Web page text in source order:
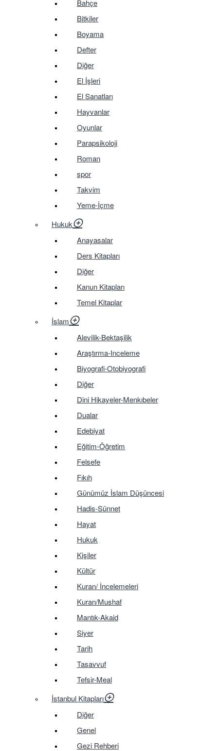
Bahçe
Bitkiler
Boyama
Defter
Diğer
El İşleri
El Sanatları
Hayvanlar
Oyunlar
Parapsikoloji
Roman
spor
Takvim
Yeme-İçme
Hukuk
Anayasalar
Ders Kitapları
Diğer
Kanun Kitapları
Temel Kitaplar
İslam
Alevilik-Bektaşilik
Araştırma-Inceleme
Biyografi-Otobiyografi
Diğer
Dini Hikayeler-Menkıbeler
Dualar
Edebiyat
Eğitim-Öğretim
Felsefe
Fıkıh
Günümüz İslam Düşüncesi
Hadis-Sünnet
Hayat
Hukuk
Kişiler
Kültür
Kuran/ İncelemeleri
Kuran/Mushaf
Mantık-Akaid
Siyer
Tarih
Tasavvuf
Tefsir-Meal
İstanbul Kitapları
Diğer
Genel
Gezi Rehberi